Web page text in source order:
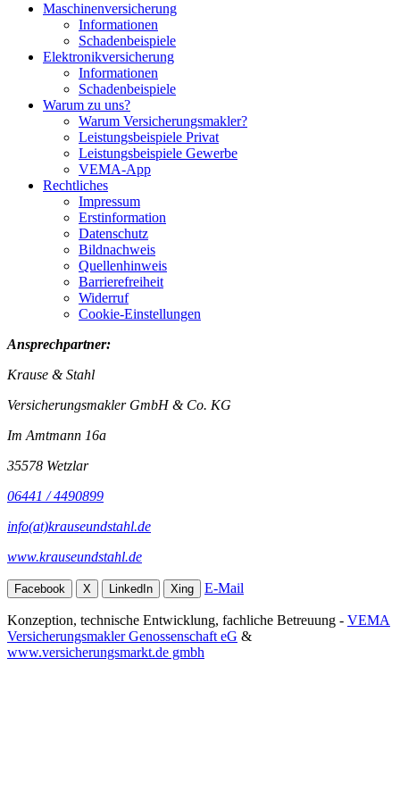
Maschinenversicherung
Informationen
Schadenbeispiele
Elektronikversicherung
Informationen
Schadenbeispiele
Warum zu uns?
Warum Versicherungsmakler?
Leistungsbeispiele Privat
Leistungsbeispiele Gewerbe
VEMA-App
Rechtliches
Impressum
Erstinformation
Datenschutz
Bildnachweis
Quellenhinweis
Barrierefreiheit
Widerruf
Cookie-Einstellungen
Ansprechpartner:
Krause & Stahl
Versicherungsmakler GmbH & Co. KG
Im Amtmann 16a
35578 Wetzlar
06441 / 4490899
info(at)krauseundstahl.de
www.krauseundstahl.de
Facebook X LinkedIn Xing E-Mail
Konzeption, technische Entwicklung, fachliche Betreuung - VEMA
Versicherungsmakler Genossenschaft eG &
www.versicherungsmarkt.de gmbh